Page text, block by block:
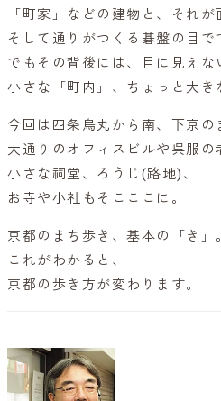
「町家」などの建物と、それが
そして通りがつくる碁盤の目で
でもその背後には、目に見えな
小さな「町内」、ちょっと大き
今回は四条烏丸から南、下京の
大通りのオフィスビルや呉服の
小さな祠堂、ろうじ(路地)、
お寺や小社もそこここに。
京都のまち歩き、基本の「き」
これがわかると、
京都の歩き方が変わります。